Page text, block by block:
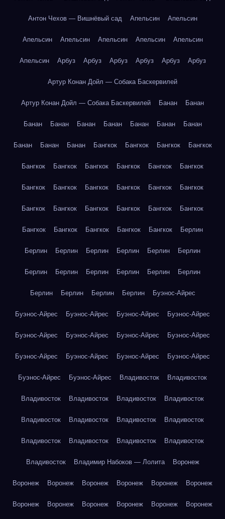
Антон Чехов — Вишнёвый сад Апельсин Апельсин
Апельсин Апельсин Апельсин Апельсин Апельсин
Апельсин Арбуз Арбуз Арбуз Арбуз Арбуз Арбуз
Артур Конан Дойл — Собака Баскервилей
Артур Конан Дойл — Собака Баскервилей Банан Банан
Банан Банан Банан Банан Банан Банан Банан
Банан Банан Банан Бангкок Бангкок Бангкок Бангкок
Бангкок Бангкок Бангкок Бангкок Бангкок Бангкок
Бангкок Бангкок Бангкок Бангкок Бангкок Бангкок
Бангкок Бангкок Бангкок Бангкок Бангкок Бангкок
Бангкок Бангкок Бангкок Бангкок Бангкок Берлин
Берлин Берлин Берлин Берлин Берлин Берлин
Берлин Берлин Берлин Берлин Берлин Берлин
Берлин Берлин Берлин Берлин Буэнос-Айрес
Буэнос-Айрес Буэнос-Айрес Буэнос-Айрес Буэнос-Айрес
Буэнос-Айрес Буэнос-Айрес Буэнос-Айрес Буэнос-Айрес
Буэнос-Айрес Буэнос-Айрес Буэнос-Айрес Буэнос-Айрес
Буэнос-Айрес Буэнос-Айрес Владивосток Владивосток
Владивосток Владивосток Владивосток Владивосток
Владивосток Владивосток Владивосток Владивосток
Владивосток Владивосток Владивосток Владивосток
Владивосток Владимир Набоков — Лолита Воронеж
Воронеж Воронеж Воронеж Воронеж Воронеж Воронеж
Воронеж Воронеж Воронеж Воронеж Воронеж Воронеж